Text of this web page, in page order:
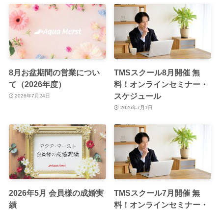
8月お盆期間の営業につい
て（2026年度）
2026年7月24日
TMSスクール8月開催 無
料！オンラインセミナー・
スケジュール
2026年7月1日
2026年5月 会員様の成婚実
績
TMSスクール7月開催 無
料！オンラインセミナー・